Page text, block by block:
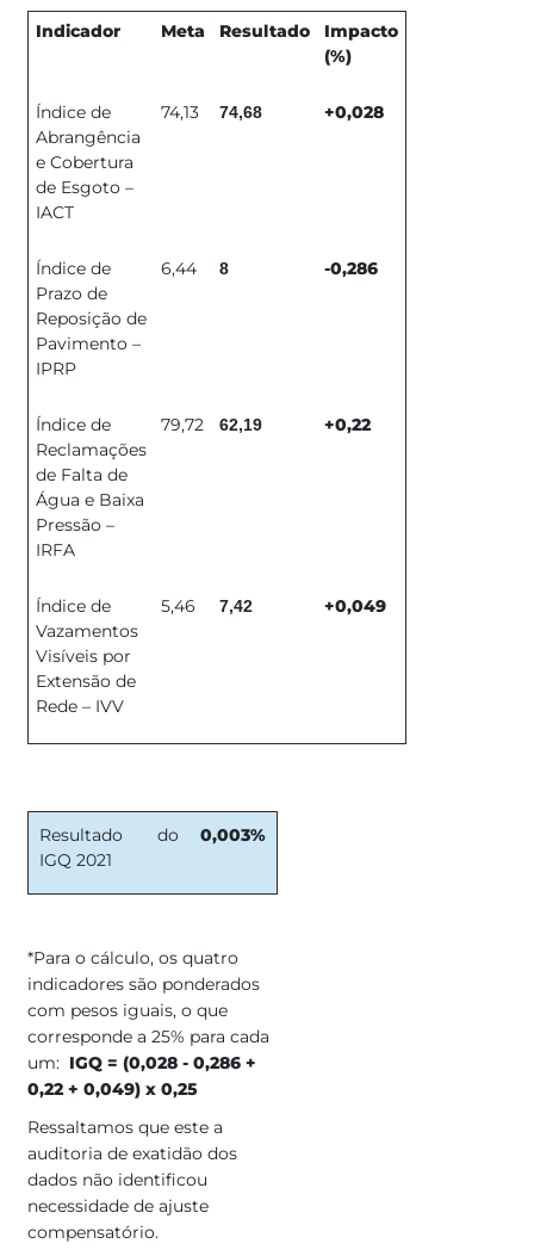
Indicador Meta Resultado
Impacto
(%)
Índice de
Abrangência
e Cobertura
de Esgoto –
IACT
74,13 74,68 +0,028​
Índice de
Prazo de
Reposição de
Pavimento –
IPRP​
6,44 8 -0,286
Índice de
Reclamações
de Falta de
Água e Baixa
Pressão –
IRFA
79,72 62,19 +0,22
Índice de
Vazamentos
Visíveis por
Extensão de
Rede – IVV
5,46 7,42 +0,049
Resultado do
IGQ 2021
0,003%​
*Para o cálculo, os quatro
indicadores são ponderados
com pesos iguais, o que
corresponde a 25% para cada
um: IGQ = (0,028 - 0,286 +
0,22 + 0,049) x 0,25
Ressaltamos que este a
auditoria de exatidão dos
dados não identificou
necessidade de ajuste
compensatório.